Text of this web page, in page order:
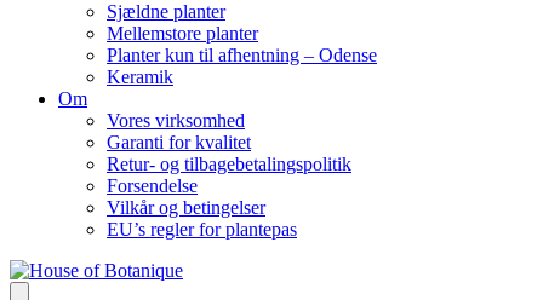
Sjældne planter
Mellemstore planter
Planter kun til afhentning – Odense
Keramik
Om
Vores virksomhed
Garanti for kvalitet
Retur- og tilbagebetalingspolitik
Forsendelse
Vilkår og betingelser
EU’s regler for plantepas